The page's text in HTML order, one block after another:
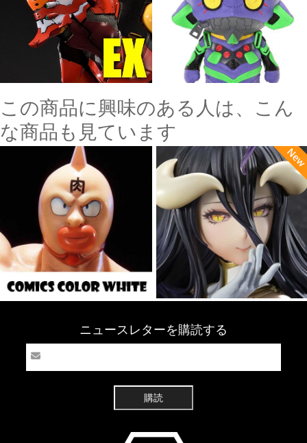
この商品に興味のある人は、こん
な商品も見ています
ニュースレターを購読する
購読